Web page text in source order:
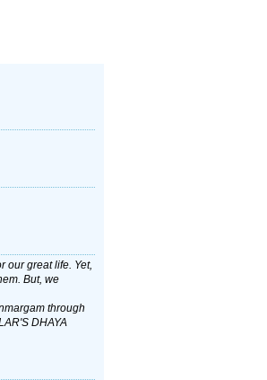
our great life. Yet,
But, we
through
DHAYA